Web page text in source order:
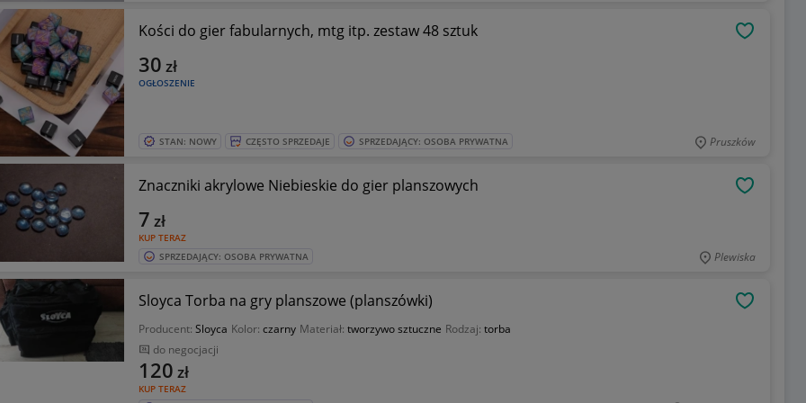
Kości do gier fabularnych, mtg itp. zestaw 48 sztuk
OGŁOSZENIE
30 zł
STAN: NOWY CZĘSTO SPRZEDAJE SPRZEDAJĄCY: OSOBA PRYWATNA Pruszków
Znaczniki akrylowe Niebieskie do gier planszowych
KUP TERAZ
7 zł
SPRZEDAJĄCY: OSOBA PRYWATNA Plewiska
Sloyca Torba na gry planszowe (planszówki)
Producent: Sloyca Kolor: czarny Materiał: tworzywo sztuczne Rodzaj: torba
do negocjacji
KUP TERAZ
120 zł